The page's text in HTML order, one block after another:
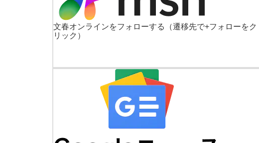
文春オンラインをフォローする
（遷移先で+フォローをク
リック）